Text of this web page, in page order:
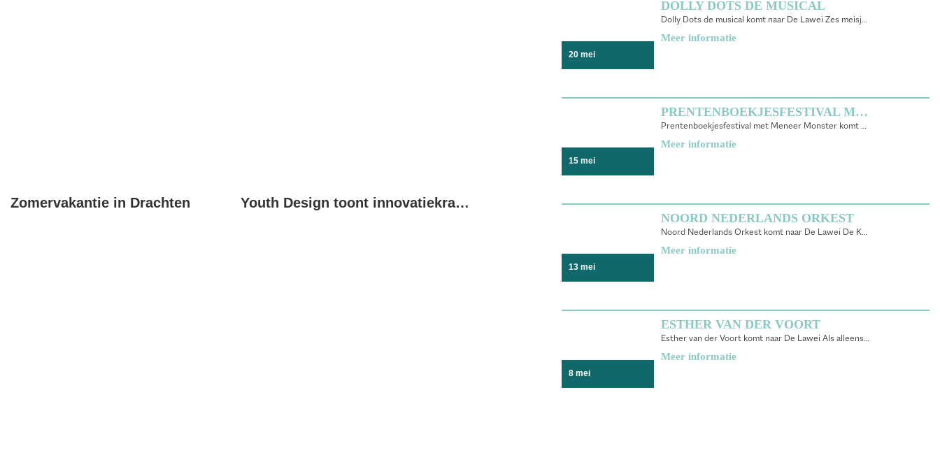
Zomervakantie in Drachten Youth Design toont innovatiekracht van jonge makers in Drachten
20 mei
DOLLY DOTS DE MUSICAL
Dolly Dots de musical komt naar De Lawei Zes meisjes,
Meer informatie
15 mei
PRENTENBOEKJESFESTIVAL MET MENEER MONSTER
Prentenboekjesfestival met Meneer Monster komt naar De Lawei Een gezellig
Meer informatie
13 mei
NOORD NEDERLANDS ORKEST
Noord Nederlands Orkest komt naar De Lawei De Kast en
Meer informatie
8 mei
ESTHER VAN DER VOORT
Esther van der Voort komt naar De Lawei Als alleenstaande
Meer informatie